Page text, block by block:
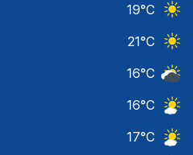
19°C
21°C
16°C
16°C
17°C